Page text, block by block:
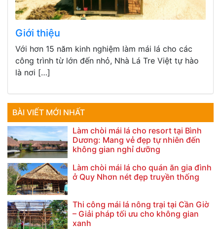
Giới thiệu
Với hơn 15 năm kinh nghiệm làm mái lá cho các
công trình từ lớn đến nhỏ, Nhà Lá Tre Việt tự hào
là nơi […]
BÀI VIẾT MỚI NHẤT
Làm chòi mái lá cho resort tại Bình
Dương: Mang vẻ đẹp tự nhiên đến
không gian nghỉ dưỡng
Làm chòi mái lá cho quán ăn gia đình
ở Quy Nhơn nét đẹp truyền thống
Thi công mái lá nông trại tại Cần Giờ
– Giải pháp tối ưu cho không gian
xanh